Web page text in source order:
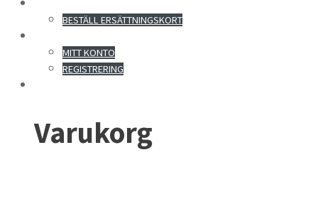
BESTÄLL ERSÄTTNINGSKORT
MITT KONTO
REGISTRERING
Varukorg